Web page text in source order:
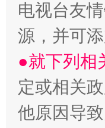
受贿1.44亿！
电视台友
源，并可添
●就下列相
定或相关
他原因导